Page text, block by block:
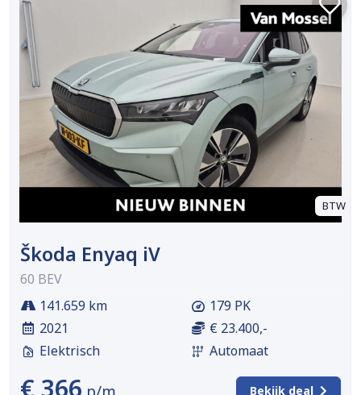
BTW
Škoda Enyaq iV
60 BEV
141.659 km
2021
Elektrisch
179 PK
€ 23.400,-
Automaat
€ 366 Bekijk deal